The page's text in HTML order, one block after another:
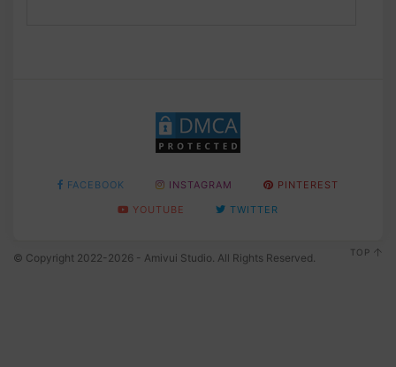
FACEBOOK INSTAGRAM
PINTEREST
YOUTUBE
TWITTER
© Copyright 2022-2026 - Amivui Studio. All Rights Reserved. TOP